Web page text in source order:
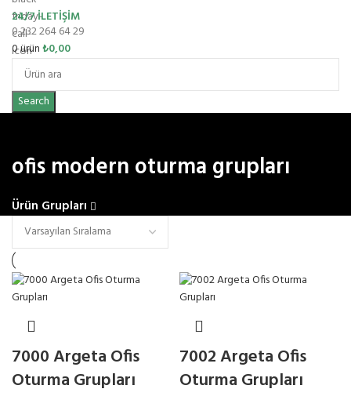
24/7 İLETİŞİM
0 232 264 64 29
0ürün₺0,00
Search
ofis modern oturma grupları
Ürün Grupları
7000 Argeta Ofis
Oturma Grupları
7002 Argeta Ofis
Oturma Grupları